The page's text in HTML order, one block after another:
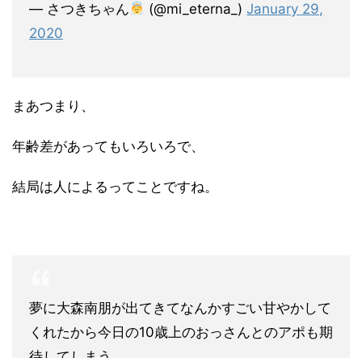
— さつきちゃん (@mi_eterna_)January 29,
2020
まあつまり、
年齢差があってもいろいろで、
結局は人によるってことですね。
夢に大森南朋が出てきてなんかすごい甘やかして
くれたから今日の10歳上のおっさんとのアポも期